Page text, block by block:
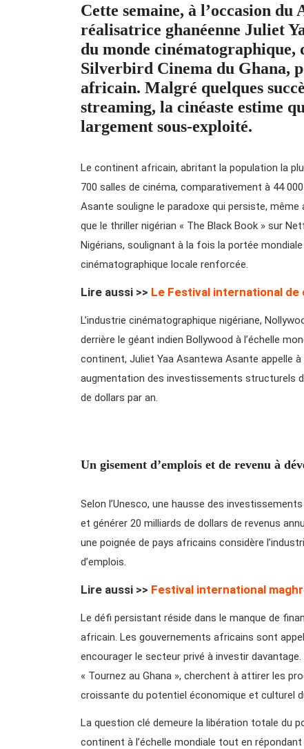
Cette semaine, à l’occasion
réalisatrice ghanéenne Juliet
du monde
Silverbird Cinema du Ghana,
africain. Malgré quelques
streaming, la cinéaste estime
largement sous-exploité.
Le continent africain, abritant la population la
700 salles de cinéma, comparativement à 44
Asante souligne le paradoxe qui persiste,
que le thriller nigérian « The Black Book » sur
Nigérians, soulignant à la fois la portée
cinématographique locale renforcée.
Lire aussi >> Le Festival international de
L’industrie cinématographique nigériane,
derrière le géant indien Bollywood à l’échelle
continent, Juliet Yaa Asantewa Asante appelle
augmentation des investissements structurels
de dollars par an.
Un gisement d’emplois et de revenu à
Selon l’Unesco, une hausse des
et générer 20 milliards de dollars de revenus
une poignée de pays africains considère
d’emplois.
Lire aussi >> Festival international
Le défi persistant réside dans le manque de
africain. Les gouvernements africains sont
encourager le secteur privé à investir
« Tournez au Ghana », cherchent à attirer les
croissante du potentiel économique et culturel
La question clé demeure la libération totale du
continent à l’échelle mondiale tout en